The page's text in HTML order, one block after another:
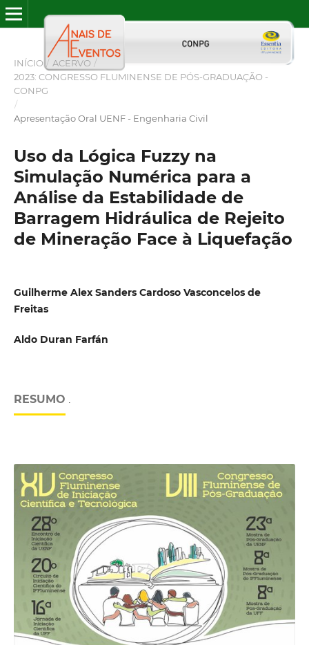
INÍCIO / ACERVO /
2023: CONGRESSO FLUMINENSE DE PÓS-GRADUAÇÃO -
CONPG
/
Apresentação Oral UENF - Engenharia Civil
Uso da Lógica Fuzzy na
Simulação Numérica para a
Análise da Estabilidade de
Barragem Hidráulica de Rejeito
de Mineração Face à Liquefação
Guilherme Alex Sanders Cardoso Vasconcelos de
Freitas
Aldo Duran Farfán
RESUMO .